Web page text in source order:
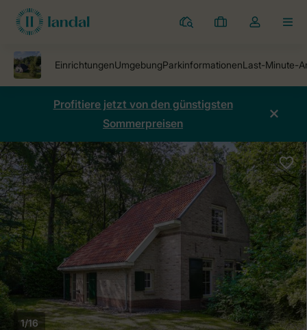
Ferienparks
Meine
Dropdown-
öffnen
Profitiere jetzt von den günstigsten
Sommerpreisen
1/16